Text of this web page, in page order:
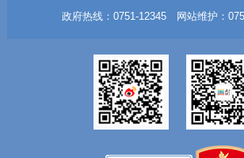
政府热线：0751-12345 网站维护：